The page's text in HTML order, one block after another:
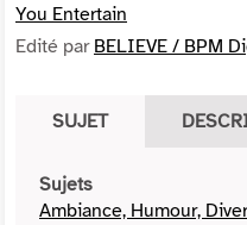
You Entertain
Edité par BELIEVE / BPM
SUJET
Sujets
Ambiance, Humour,